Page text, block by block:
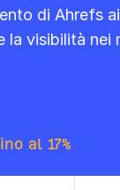
di Ahrefs
la visibilità nei
al 17%